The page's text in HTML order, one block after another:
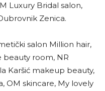
Luxury Bridal salon,
Zenica.
salon Million hair,
beauty room, NR
Karšić makeup beauty,
OM skincare, My lovely